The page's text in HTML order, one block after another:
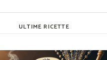
ULTIME RICETTE